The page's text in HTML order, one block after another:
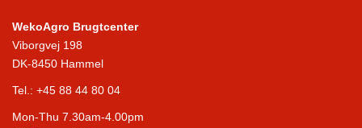
WekoAgro Brugtcenter
Viborgvej 198
DK-8450 Hammel
Tel.: +45 88 44 80 04
Mon-Thu 7.30am-4.00pm